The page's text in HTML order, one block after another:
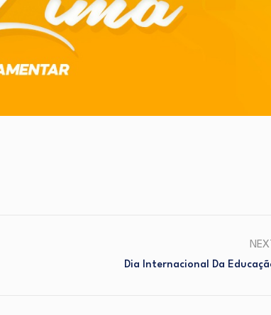
Dia Internacional Da